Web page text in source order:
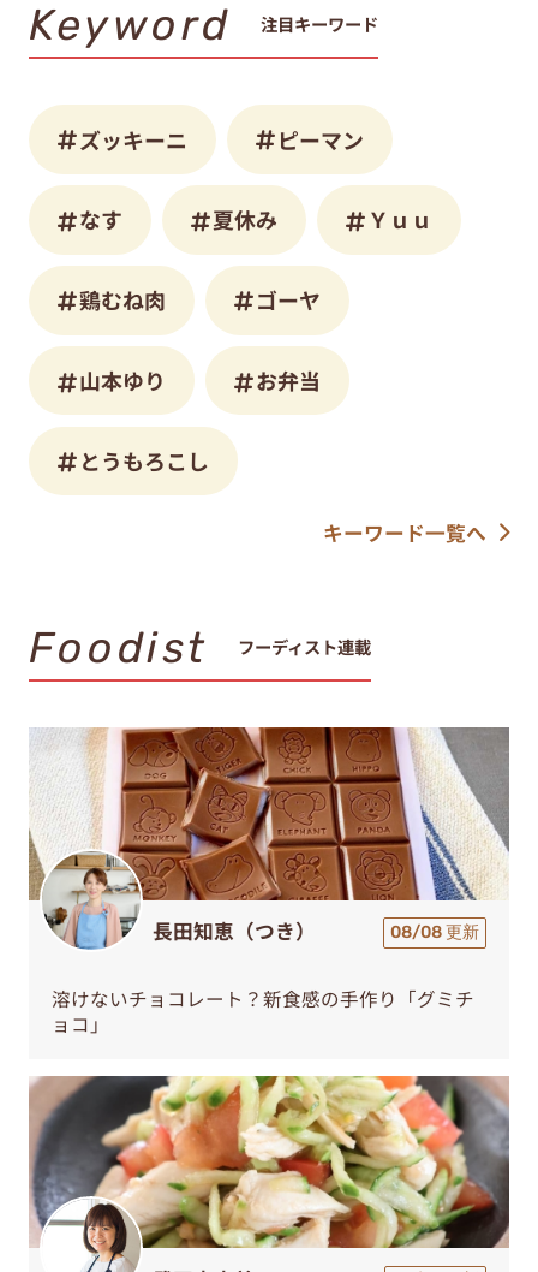
Keyword 注目キーワード
ズッキーニ ピーマン
なす 夏休み Ｙｕｕ
鶏むね肉 ゴーヤ
山本ゆり お弁当
とうもろこし
キーワード一覧へ
Foodist フーディスト連載
長田知恵（つき） 08/08 更新
溶けないチョコレート？新食感の手作り「グミチ
ョコ」